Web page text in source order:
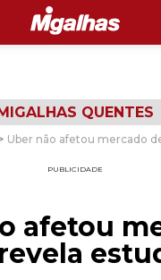
QUENTES
Uber não afetou mercado
PUBLICIDADE
afetou